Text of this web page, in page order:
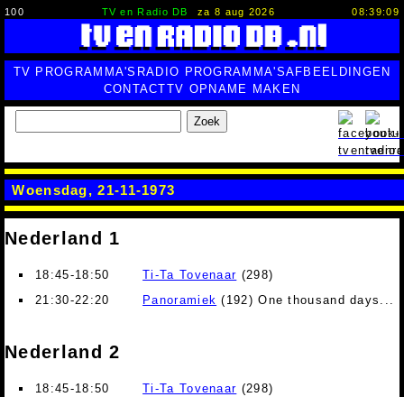
100 TV en Radio DB za 8 aug 2026 08:39:10
TV PROGRAMMA'S RADIO PROGRAMMA'SAFBEELDINGEN
CONTACTTV OPNAME MAKEN
Zoek
Woensdag, 21-11-1973
Nederland 1
18:45-18:50 Ti-Ta Tovenaar (298)
21:30-22:20
Panoramiek (192) One thousand days...
Nederland 2
18:45-18:50 Ti-Ta Tovenaar (298)